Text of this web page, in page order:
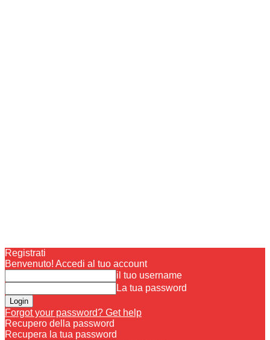
Registrati
Benvenuto! Accedi al tuo account
il tuo username
La tua password
Forgot your password? Get help
Recupero della password
Recupera la tua password